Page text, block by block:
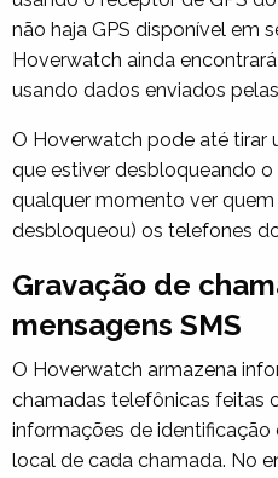
não haja GPS disponível em
Hoverwatch ainda
usando dados enviados
O Hoverwatch pode até tirar
que estiver desbloqueando
qualquer momento ver
desbloqueou) os telefones
Gravação de
mensagens SMS
O Hoverwatch armazena
chamadas telefônicas feitas
informações de identificação
local de cada chamada. No